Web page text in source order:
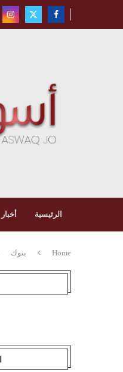
الرئيسية أخبار
Home بنوك